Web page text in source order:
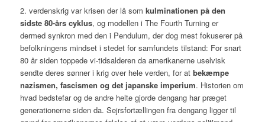
2. verdenskrig var krisen der lå som kulminationen på den
sidste 80-års cyklus, og modellen i The Fourth Turning er
dermed synkron med den i Pendulum, der dog mest fokuserer på
befolkningens mindset i stedet for samfundets tilstand: For snart
80 år siden toppede vi-tidsalderen da amerikanerne uselvisk
sendte deres sønner i krig over hele verden, for atbekæmpe
nazismen, fascismen og det japanske imperium. Historien om
hvad bedstefar og de andre helte gjorde dengang har præget
generationerne siden da. Sejrsfortællingen fra dengang ligger til